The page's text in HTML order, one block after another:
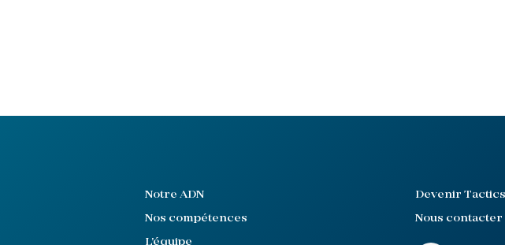
Notre ADN
Nos compétences
L'équipe
Devenir
Nous contacter